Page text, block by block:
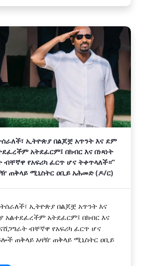
ኢትዮጵያ በልጆቿ አጥንት እና ደም
አትደፈርም፤ በክብር እና በነጻነት
የአፍሪካ ፈርጥ ሆና ትቀጥላለች።”
ጠቅላይ ሚኒስትር ዐቢይ አሕመድ (ዶ/ር)
ኢትዮጵያ በልጆቿ አጥንት እና
አልተደፈረችም አትደፈርም፤ በክብር እና
ብቸኛዋ የአፍሪካ ፈርጥ ሆና
ጠቅላይ አዛዥ ጠቅላይ ሚኒስትር ዐቢይ